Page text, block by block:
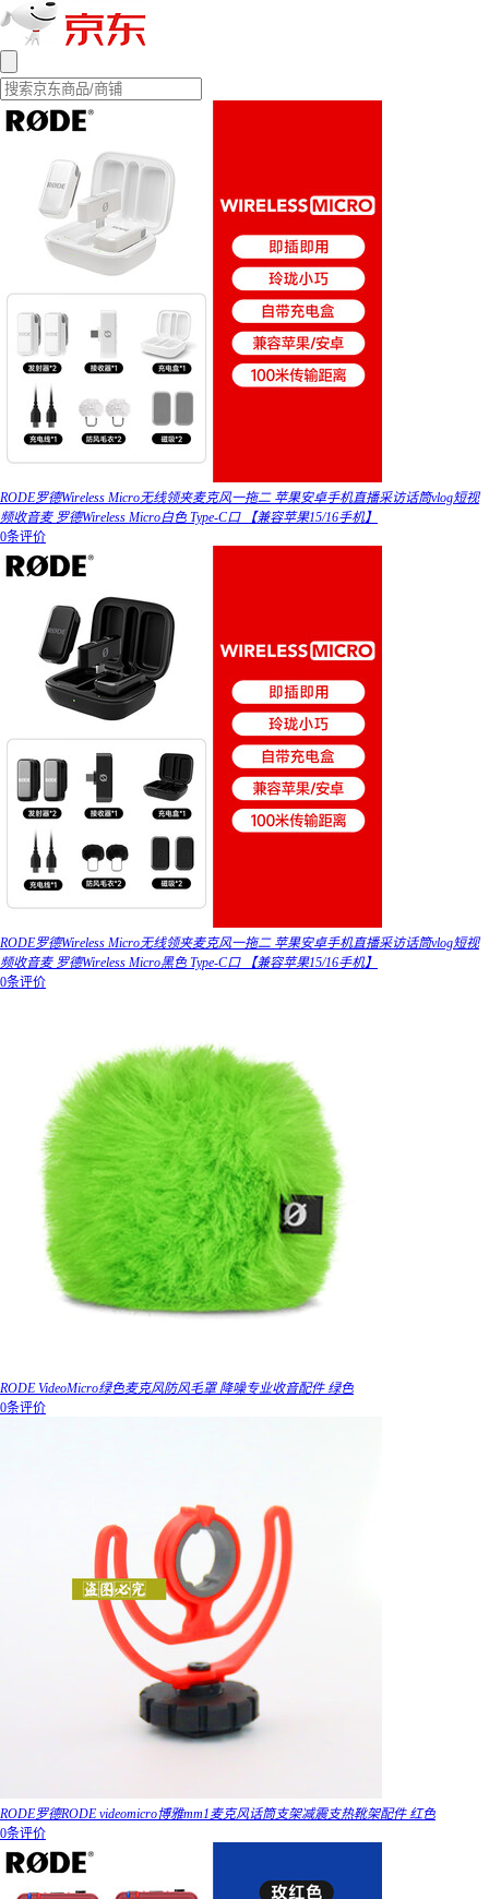
RODE罗德Wireless Micro无线领夹麦克风一拖二 苹果安卓手机直播采访话筒vlog短视
频收音麦 罗德Wireless Micro白色 Type-C口 【兼容苹果15/16手机】
0条评价
RODE罗德Wireless Micro无线领夹麦克风一拖二 苹果安卓手机直播采访话筒vlog短视
频收音麦 罗德Wireless Micro黑色 Type-C口 【兼容苹果15/16手机】
0条评价
RODE VideoMicro绿色麦克风防风毛罩 降噪专业收音配件 绿色
0条评价
RODE罗德RODE videomicro博雅mm1麦克风话筒支架减震支热靴架配件 红色
0条评价